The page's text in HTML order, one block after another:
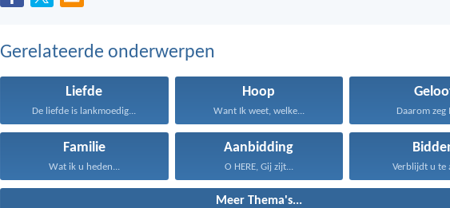
Gerelateerde onderwerpen
Liefde
De liefde is lankmoedig...
Hoop
Want Ik weet, welke... Daarom zeg
Familie
Wat ik u heden...
Aanbidding
O HERE, Gij zijt... Verblijdt u te
Meer Thema's...